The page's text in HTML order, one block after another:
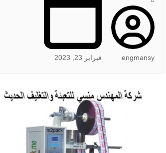
engmansy فبراير 23, 2023